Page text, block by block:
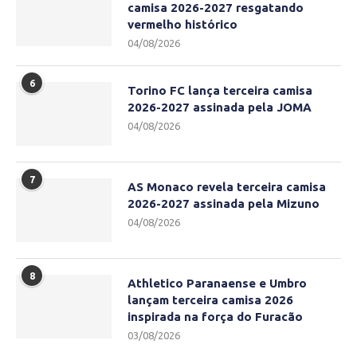
camisa 2026-2027 resgatando
vermelho histórico
04/08/2026
6
Torino FC lança terceira camisa
2026-2027 assinada pela JOMA
04/08/2026
7
AS Monaco revela terceira camisa
2026-2027 assinada pela Mizuno
04/08/2026
8
Athletico Paranaense e Umbro
lançam terceira camisa 2026
inspirada na força do Furacão
03/08/2026